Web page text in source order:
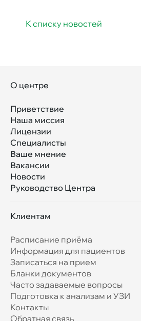
К списку новостей
О центре
Приветствие
Наша миссия
Лицензии
Специалисты
Ваше мнение
Вакансии
Новости
Руководство Центра
Клиентам
Расписание приёма
Информация для пациентов
Записаться на прием
Бланки документов
Часто задаваемые вопросы
Подготовка к анализам и УЗИ
Контакты
Обратная связь